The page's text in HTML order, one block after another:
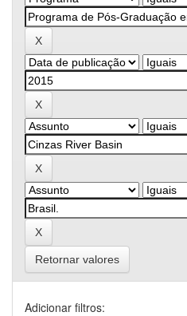
Retornar valores
Adicionar filtros: